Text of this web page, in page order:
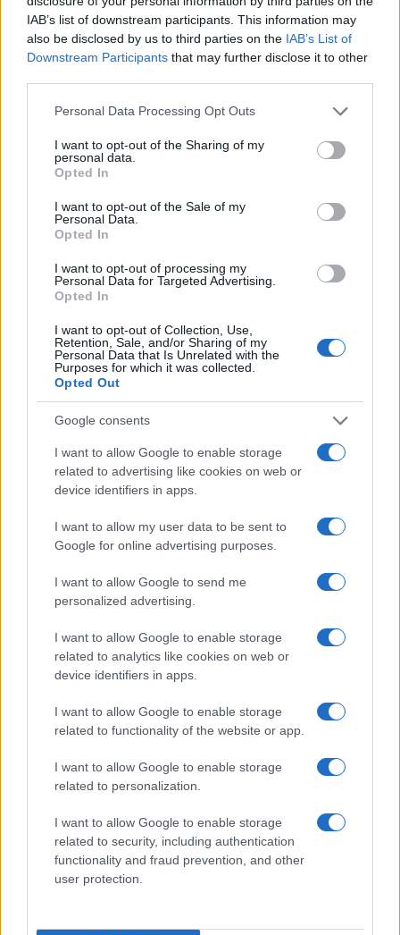
IAB’s list of downstream participants. This information may
also be disclosed by us to third parties on the IAB’s List of
Downstream Participants that may further disclose it to other
Please note that this website/app uses one or more Google
not limited to your visit or usage behaviour. You may click to
grant or deny consent to Google and its third-party tags to
use your data for below specified purposes in below Google
consent section.
Personal Data Processing Opt Outs
I want to opt-out of the Sharing of my
personal data.
Opted In
I want to opt-out of the Sale of my
Personal Data.
Opted In
I want to opt-out of processing my
Personal Data for Targeted Advertising.
Opted In
I want to opt-out of Collection, Use,
Retention, Sale, and/or Sharing of my
Personal Data that Is Unrelated with the
Purposes for which it was collected.
Opted Out
Google consents
I want to allow Google to enable storage
related to advertising like cookies on web or
device identifiers in apps.
I want to allow my user data to be sent to
Google for online advertising purposes.
I want to allow Google to send me
personalized advertising.
I want to allow Google to enable storage
related to analytics like cookies on web or
device identifiers in apps.
I want to allow Google to enable storage
related to functionality of the website or app.
I want to allow Google to enable storage
related to personalization.
I want to allow Google to enable storage
related to security, including authentication
functionality and fraud prevention, and other
user protection.
lasciarti ingannare dai criminali informatici:
proteggi te stesso e la tua azienda con metodi di
AUTORE
Continua a leggere